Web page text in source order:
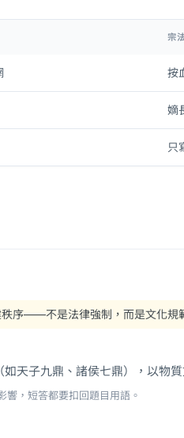
宗
按
嫡
只
秩序——不是法律強制，而是文化規
天子九鼎、諸侯七鼎），以物
響，短答都要扣回題目用語。